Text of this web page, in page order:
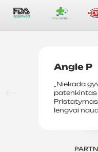
Angle P
„Niekada
patenkintas
lengvai